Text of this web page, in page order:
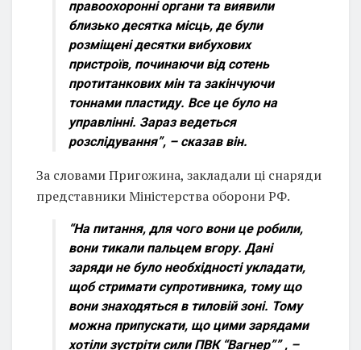
правоохоронні органи та виявили
близько десятка місць, де були
розміщені десятки вибухових
пристроїв, починаючи від сотень
протитанкових мін та закінчуючи
тоннами пластиду. Все це було на
управлінні. Зараз ведеться
розслідування”, – сказав він.
За словами Пригожина, закладали ці снаряди
представники Міністерства оборони РФ.
“На питання, для чого вони це робили,
вони тикали пальцем вгору. Дані
заряди не було необхідності укладати,
щоб стримати супротивника, тому що
вони знаходяться в тиловій зоні. Тому
можна припускати, що цими зарядами
хотіли зустріти сили ПВК “Вагнер”” , –